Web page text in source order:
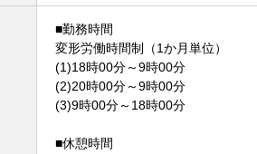
■勤務時間
変形労働時間制（1か月単位）
(1)18時00分～9時00分
(2)20時00分～9時00分
(3)9時00分～18時00分
■休憩時間